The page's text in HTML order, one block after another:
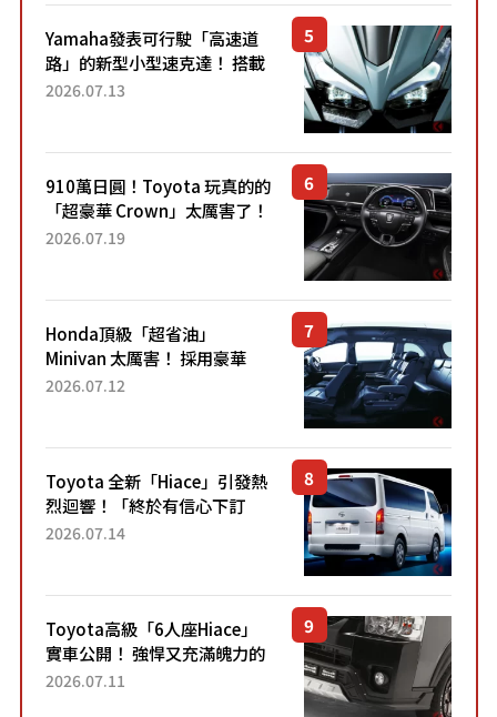
Yamaha發表可行駛「高速道
路」的新型小型速克達！ 搭載
能享受超強勁「渦輪感」的動
2026.07.13
910萬日圓！Toyota 玩真的的
「超豪華 Crown」太厲害了！
採用由「匠人技藝」打造的
2026.07.19
Honda頂級「超省油」
Minivan 太厲害！ 採用豪華
「真皮座椅」與專屬「黑色內
「三...
2026.07.12
Toyota 全新「Hiace」引發熱
烈迴響！「終於有信心下訂
了！」「哪個等級交車最
車？...
2026.07.14
Toyota高級「6人座Hiace」
實車公開！ 強悍又充滿魄力的
「全黑設計」搭配特別「豪華
2026.07.11